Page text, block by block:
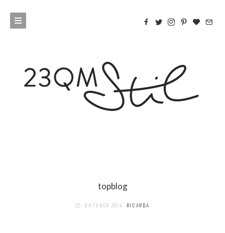
topblog
22. OKTOBER 2014 RICARDA